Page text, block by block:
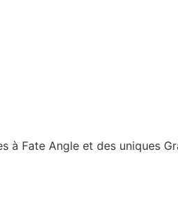
à Fate Angle et des uniques